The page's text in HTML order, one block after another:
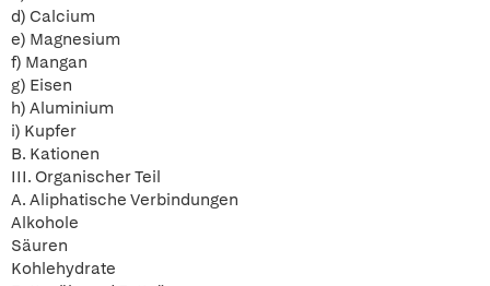
d) Calcium
e) Magnesium
f) Mangan
g) Eisen
h) Aluminium
i) Kupfer
B. Kationen
III. Organischer Teil
A. Aliphatische Verbindungen
Alkohole
Säuren
Kohlehydrate